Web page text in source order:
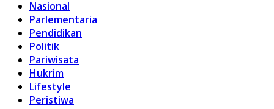
Nasional
Parlementaria
Pendidikan
Politik
Pariwisata
Hukrim
Lifestyle
Peristiwa